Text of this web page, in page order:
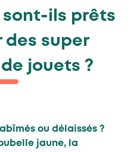
sont-ils prêts
des super
jouets ?
ou délaissés ?
jaune, la